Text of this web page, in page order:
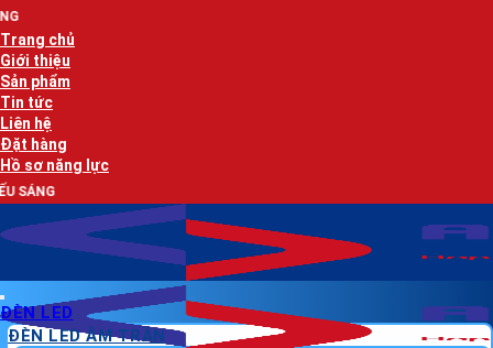
Bỏ
qua
nội
dung
Trang chủ
Giới thiệu
Sản phẩm
Tin tức
Liên hệ
Đặt hàng
Hồ sơ năng lực
ĐÈN LED
ĐÈN LED ÂM TRẦN